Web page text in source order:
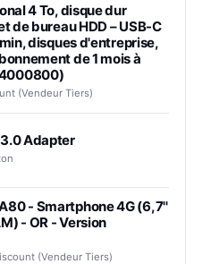
4 To, disque dur
de bureau HDD – USB-C
disques d'entreprise,
de 1 mois à
(Vendeur Tiers)
3.0 Adapter
- Smartphone 4G (6,7''
- OR - Version
(Vendeur Tiers)